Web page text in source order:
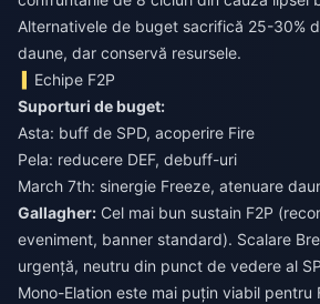
Alternativele de buget sacrifică 25-30%
daune, dar conservă resursele.
Echipe F2P
Suporturi de buget:
Asta: buff de SPD, acoperire Fire
Pela: reducere DEF, debuff-uri
March 7th: sinergie Freeze, atenuare
Gallagher: Cel mai bun sustain F2P
eveniment, banner standard). Scalare
urgență, neutru din punct de vedere al
Mono-Elation este mai puțin viabil pentru